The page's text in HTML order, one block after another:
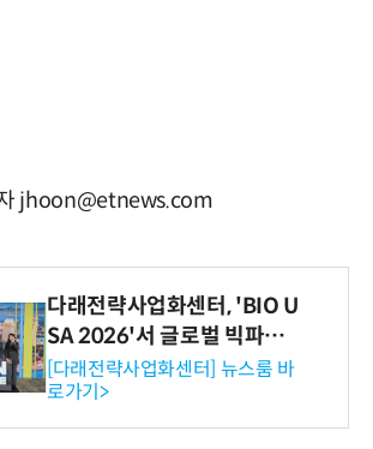
jhoon@etnews.com
다래전략사업화센터, 'BIO U
SA 2026'서 글로벌 빅파마
와의 비즈니스 미팅 지원…K
-바이오 해외 진출 교두보 확
보
[다래전략사업화센터] 뉴스룸 바
로가기>